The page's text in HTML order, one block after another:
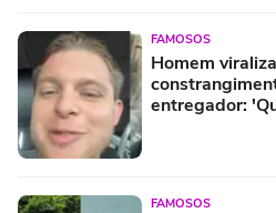
FAMOSOS
Homem
entregador:
FAMOSOS